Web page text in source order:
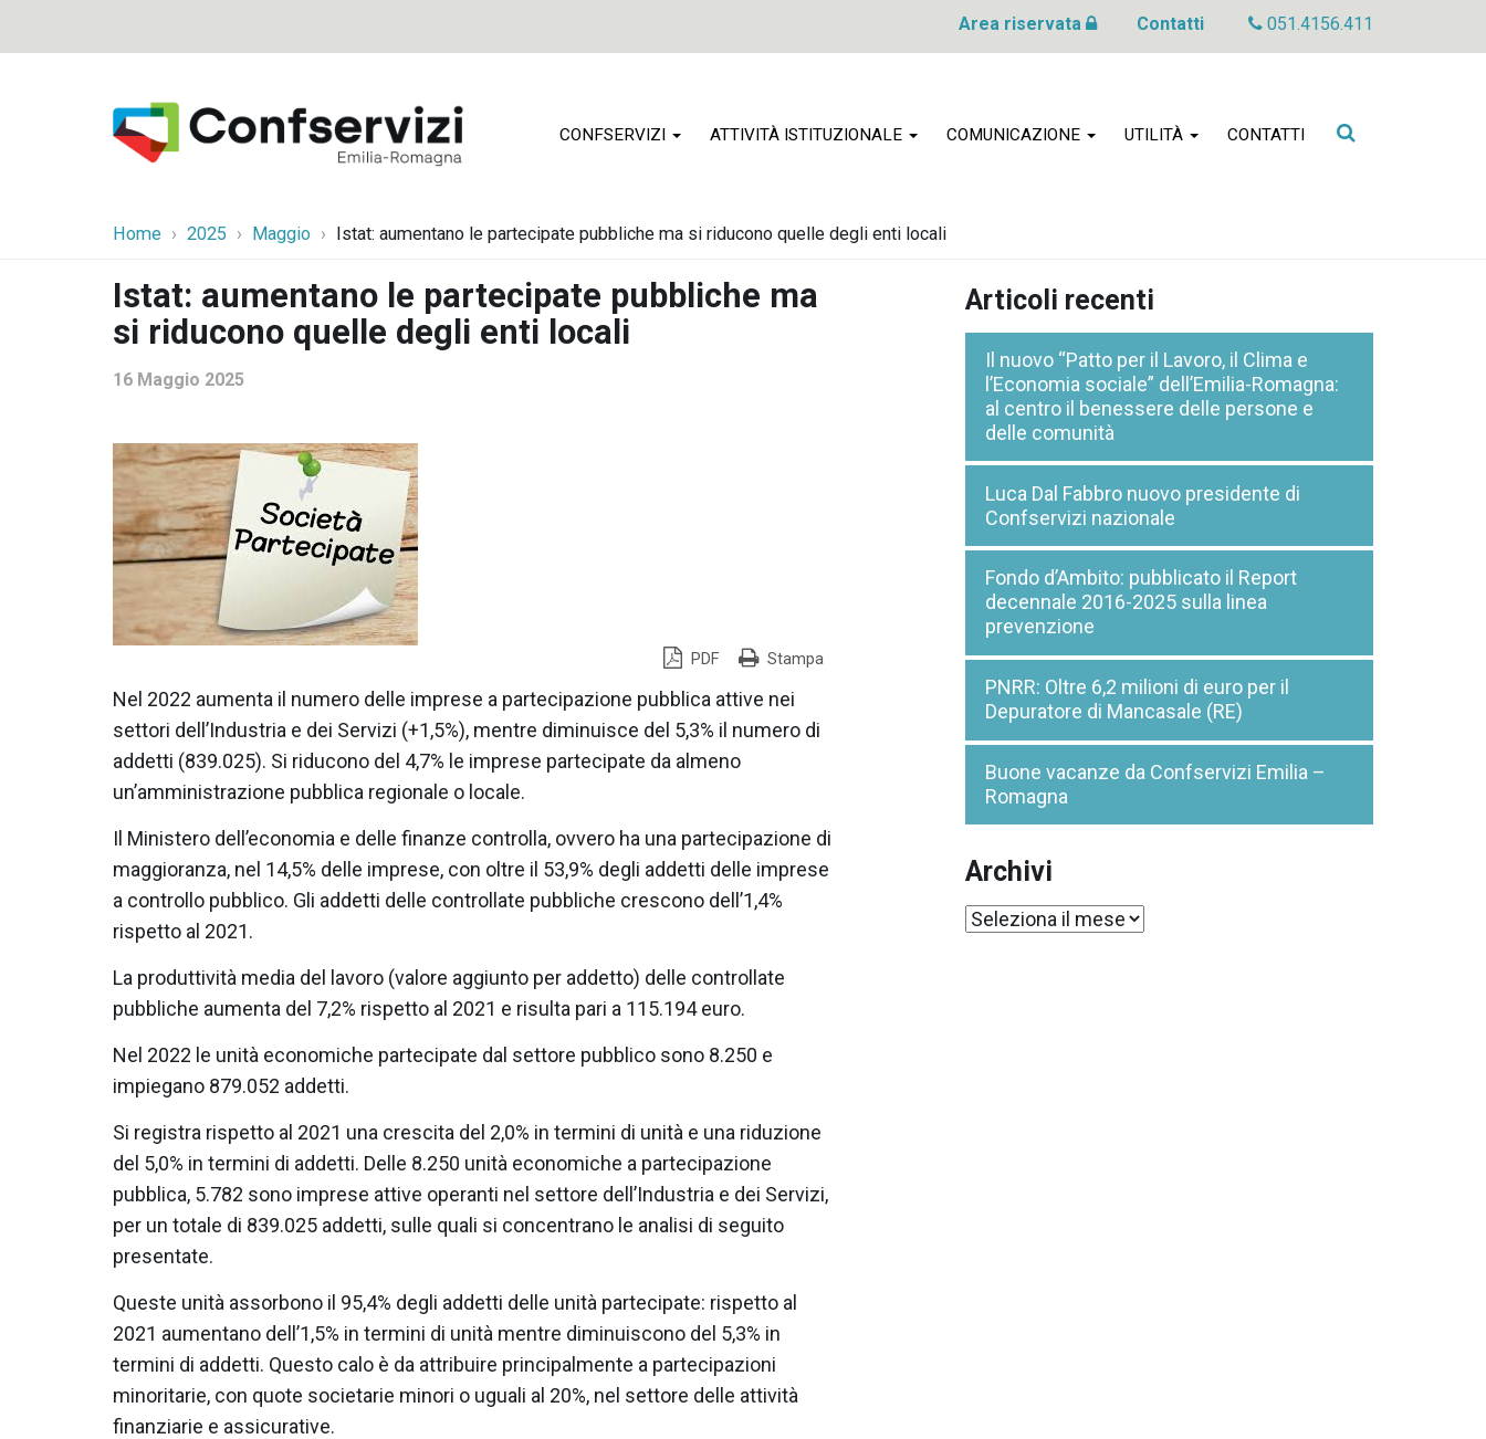
Area riservata Contatti 051.4156.411
CONFSERVIZI ATTIVITÀ ISTITUZIONALE COMUNICAZIONE UTILITÀ CONTATTI
Cerca
Home 2025 Maggio Istat: aumentano le partecipate pubbliche ma si riducono quelle degli enti locali
Istat: aumentano le partecipate pubbliche ma
si riducono quelle degli enti locali
16 Maggio 2025
PDF Stampa
Nel 2022 aumenta il numero delle imprese a partecipazione pubblica attive nei
settori dell’Industria e dei Servizi (+1,5%), mentre diminuisce del 5,3% il numero di
addetti (839.025). Si riducono del 4,7% le imprese partecipate da almeno
un’amministrazione pubblica regionale o locale.
Il Ministero dell’economia e delle finanze controlla, ovvero ha una partecipazione di
maggioranza, nel 14,5% delle imprese, con oltre il 53,9% degli addetti delle imprese
a controllo pubblico. Gli addetti delle controllate pubbliche crescono dell’1,4%
rispetto al 2021.
La produttività media del lavoro (valore aggiunto per addetto) delle controllate
pubbliche aumenta del 7,2% rispetto al 2021 e risulta pari a 115.194 euro.
Nel 2022 le unità economiche partecipate dal settore pubblico sono 8.250 e
impiegano 879.052 addetti.
Si registra rispetto al 2021 una crescita del 2,0% in termini di unità e una riduzione
del 5,0% in termini di addetti. Delle 8.250 unità economiche a partecipazione
pubblica, 5.782 sono imprese attive operanti nel settore dell’Industria e dei Servizi,
per un totale di 839.025 addetti, sulle quali si concentrano le analisi di seguito
presentate.
Queste unità assorbono il 95,4% degli addetti delle unità partecipate: rispetto al
2021 aumentano dell’1,5% in termini di unità mentre diminuiscono del 5,3% in
termini di addetti. Questo calo è da attribuire principalmente a partecipazioni
minoritarie, con quote societarie minori o uguali al 20%, nel settore delle attività
finanziarie e assicurative.
Articoli recenti
Il nuovo “Patto per il Lavoro, il Clima e
l’Economia sociale” dell’Emilia-Romagna:
al centro il benessere delle persone e
delle comunità
Luca Dal Fabbro nuovo presidente di
Confservizi nazionale
Fondo d’Ambito: pubblicato il Report
decennale 2016-2025 sulla linea
prevenzione
PNRR: Oltre 6,2 milioni di euro per il
Depuratore di Mancasale (RE)
Buone vacanze da Confservizi Emilia –
Romagna
Archivi
Archivi